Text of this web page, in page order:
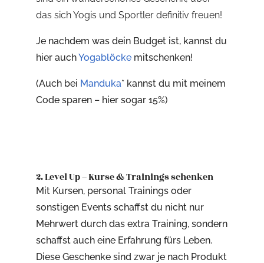
das sich Yogis und Sportler definitiv freuen!
Je nachdem was dein Budget ist, kannst du
hier auchYogablöckemitschenken!
(Auch bei Manduka* kannst du mit meinem
Code sparen – hier sogar 15%)
2. Level Up – Kurse & Trainings schenken
Mit Kursen, personal Trainings oder
sonstigen Events schaffst du nicht nur
Mehrwert durch das extra Training, sondern
schaffst auch eine Erfahrung fürs Leben.
Diese Geschenke sind zwar je nach Produkt